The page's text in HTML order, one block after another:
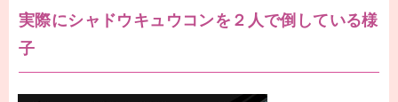
実際にシャドウキュウコンを２人で倒している様
子